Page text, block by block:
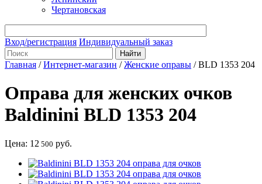
Чертановская
Вход/регистрация Индивидуальный заказ
Главная /Интернет-магазин /Женские оправы /BLD 1353 204
Оправа для женских очков
Baldinini BLD 1353 204
Цена: 12 500 руб.